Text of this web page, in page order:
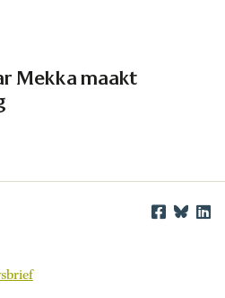
Mekka maakt